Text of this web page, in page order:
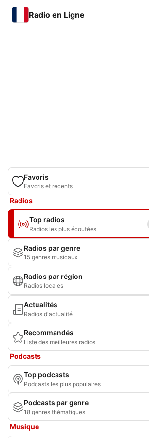
Radio en Ligne
Favoris
Favoris et récents
Radios
Top radios
Radios les plus écoutées
Radios par genre
15 genres musicaux
Radios par région
Radios locales
Actualités
Radios d'actualité
Recommandés
Liste des meilleures radios
Podcasts
Top podcasts
Podcasts les plus populaires
Podcasts par genre
18 genres thématiques
Musique